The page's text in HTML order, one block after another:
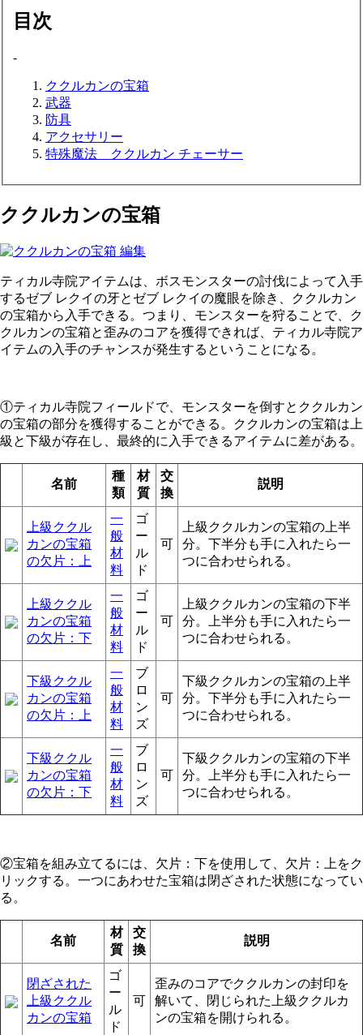
目次
-
ククルカンの宝箱
武器
防具
アクセサリー
特殊魔法 ククルカン チェーサー
ククルカンの宝箱
ティカル寺院アイテムは、ボスモンスターの討伐によって入手
するゼブ レクイの牙とゼブ レクイの魔眼を除き、ククルカン
の宝箱から入手できる。つまり、モンスターを狩ることで、ク
クルカンの宝箱と歪みのコアを獲得できれば、ティカル寺院ア
イテムの入手のチャンスが発生するということになる。
①ティカル寺院フィールドで、モンスターを倒すとククルカン
の宝箱の部分を獲得することができる。ククルカンの宝箱は上
級と下級が存在し、最終的に入手できるアイテムに差がある。
名前
種
類
材
質
交
換
説明
上級ククル
カンの宝箱
の欠片：上
一
般
材
料
ゴ
ー
ル
ド
可
上級ククルカンの宝箱の上半
分。下半分も手に入れたら一
つに合わせられる。
上級ククル
カンの宝箱
の欠片：下
一
般
材
料
ゴ
ー
ル
ド
可
上級ククルカンの宝箱の下半
分。上半分も手に入れたら一
つに合わせられる。
下級ククル
カンの宝箱
の欠片：上
一
般
材
料
ブ
ロ
ン
ズ
可
下級ククルカンの宝箱の上半
分。下半分も手に入れたら一
つに合わせられる。
下級ククル
カンの宝箱
の欠片：下
一
般
材
料
ブ
ロ
ン
ズ
可
下級ククルカンの宝箱の下半
分。上半分も手に入れたら一
つに合わせられる。
②宝箱を組み立てるには、欠片：下を使用して、欠片：上をク
リックする。一つにあわせた宝箱は閉ざされた状態になってい
る。
名前
材
質
交
換
説明
閉ざされた
上級ククル
カンの宝箱
ゴ
ー
ル
ド
可
歪みのコアでククルカンの封印を
解いて、閉じられた上級ククルカ
ンの宝箱を開けられる。